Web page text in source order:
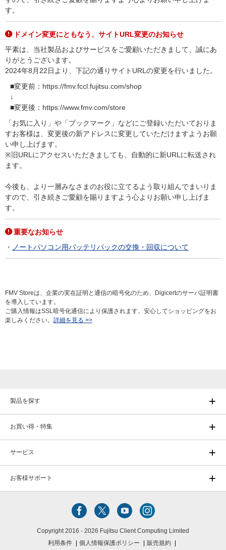
す。
ドメイン変更にともなう、サイトURL変更のお知らせ
平素は、当社製品およびサービスをご愛顧いただきまして、誠にあ
りがとうございます。
2024年8月22日より、下記の通りサイトURLの変更を行いました。
■変更前：https://fmv.fccl.fujitsu.com/shop
↓
■変更後：https://www.fmv.com/store
「お気に入り」や「ブックマーク」などにご登録いただいておりま
すお客様は、変更後の新アドレスに変更していただけますようお願
い申し上げます。
※旧URLにアクセスいただきましても、自動的に新URLに転送され
ます。
今後も、より一層みなさまのお役に立てるよう取り組んでまいりま
すので、引き続きご愛顧を賜りますよう心よりお願い申し上げま
す。
重要なお知らせ
ノートパソコン用バッテリパックの交換・回収について
FMV Storeは、企業の実在証明と通信の暗号化のため、Digicertのサーバ証明書
を導入しています。
ご購入情報はSSL暗号化通信により保護されます。安心してショッピングをお
楽しみください。 詳細を見る >>
製品を探す
お買い得・特集
サービス
お客様サポート
Copyright 2016 - 2026 Fujitsu Client Computing Limited
利用条件
個人情報保護ポリシー 販売規約